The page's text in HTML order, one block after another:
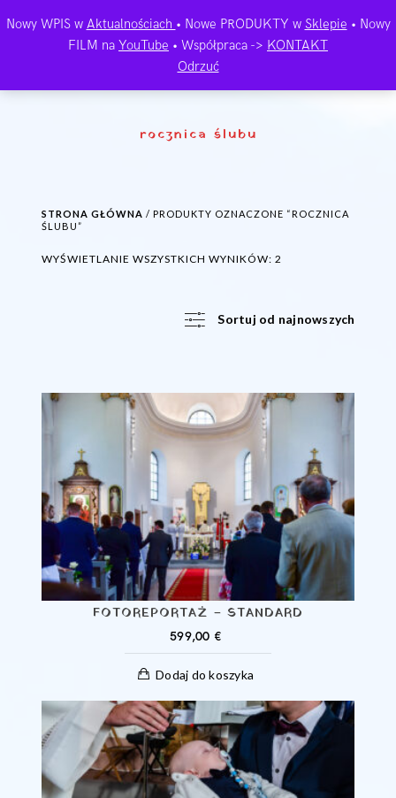
rocznica ślubu
STRONA GŁÓWNA / PRODUKTY OZNACZONE “ROCZNICA
ŚLUBU”
WYŚWIETLANIE WSZYSTKICH WYNIKÓW: 2
Sortuj od najnowszych
FOTOREPORTAŻ – STANDARD
599,00 €
Dodaj do koszyka
Nowy WPIS w Aktualnościach • Nowe PRODUKTY w Sklepie • Nowy
FILM na YouTube • Współpraca -> KONTAKT
Odrzuć